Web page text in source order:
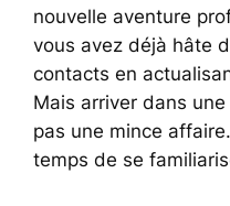
nouvelle aventure
vous avez déjà hâte
contacts en
Mais arriver dans
pas une mince
temps de se